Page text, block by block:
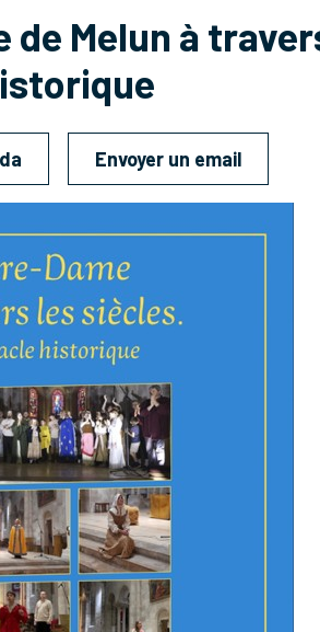
de Melun à
Envoyer un email